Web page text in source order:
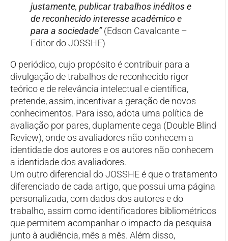
justamente, publicar trabalhos inéditos e
de reconhecido interesse acadêmico e
para a sociedade”(Edson Cavalcante –
Editor do JOSSHE)
O periódico, cujo propósito é contribuir para a
divulgação de trabalhos de reconhecido rigor
teórico e de relevância intelectual e científica,
pretende, assim, incentivar a geração de novos
conhecimentos. Para isso, adota uma política de
avaliação por pares, duplamente cega (Double Blind
Review), onde os avaliadores não conhecem a
identidade dos autores e os autores não conhecem
a identidade dos avaliadores.
Um outro diferencial do JOSSHE é que o tratamento
diferenciado de cada artigo, que possui uma página
personalizada, com dados dos autores e do
trabalho, assim como identificadores bibliométricos
que permitem acompanhar o impacto da pesquisa
junto à audiência, mês a mês. Além disso,